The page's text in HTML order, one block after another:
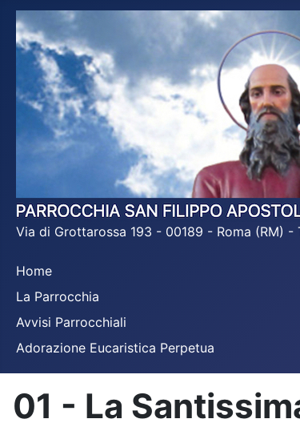
Via di Grottarossa 193 - 00189 - Roma (RM) -
Home
La Parrocchia
Avvisi Parrocchiali
Adorazione Eucaristica Perpetua
01 - La